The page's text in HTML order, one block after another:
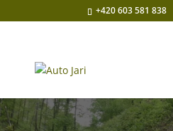
+420 603 581 838